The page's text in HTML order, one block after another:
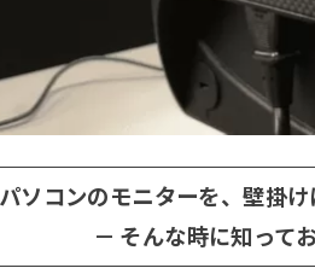
ソコンのモニターを、壁掛
－ そんな時に知って